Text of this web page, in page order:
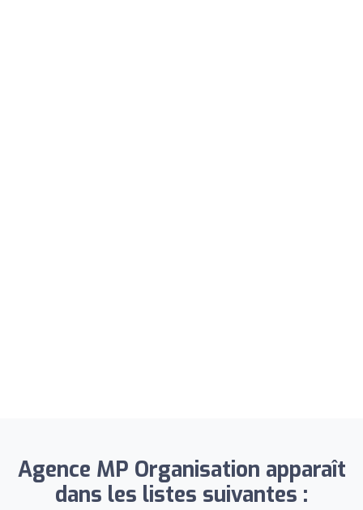
Agence MP Organisation apparaît
dans les listes suivantes :